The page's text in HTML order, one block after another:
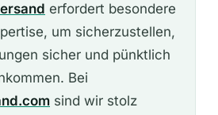
erfordert besondere
um sicherzustellen,
sicher und pünktlich
Bei
sind wir stolz